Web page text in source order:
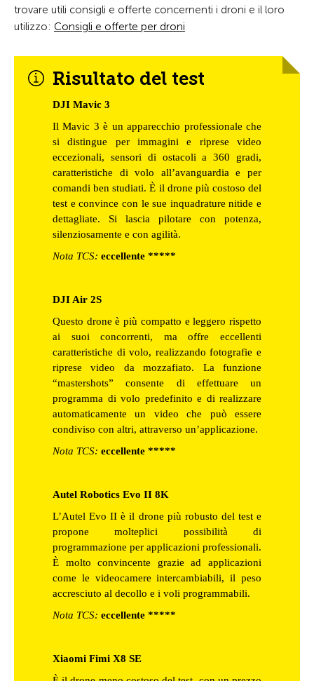
trovare utili consigli e offerte concernenti i droni e il loro
utilizzo: Consigli e offerte per droni
Risultato del test
DJI Mavic 3
Il Mavic 3 è un apparecchio professionale che
si distingue per immagini e riprese video
eccezionali, sensori di ostacoli a 360 gradi,
caratteristiche di volo all’avanguardia e per
comandi ben studiati. È il drone più costoso del
test e convince con le sue inquadrature nitide e
dettagliate. Si lascia pilotare con potenza,
silenziosamente e con agilità.
Nota TCS: eccellente *****
DJI Air 2S
Questo drone è più compatto e leggero rispetto
ai suoi concorrenti, ma offre eccellenti
caratteristiche di volo, realizzando fotografie e
riprese video da mozzafiato. La funzione
“mastershots” consente di effettuare un
programma di volo predefinito e di realizzare
automaticamente un video che può essere
condiviso con altri, attraverso un’applicazione.
Nota TCS: eccellente *****
Autel Robotics Evo II 8K
L’Autel Evo II è il drone più robusto del test e
propone molteplici possibilità di
programmazione per applicazioni professionali.
È molto convincente grazie ad applicazioni
come le videocamere intercambiabili, il peso
accresciuto al decollo e i voli programmabili.
Nota TCS: eccellente *****
Xiaomi Fimi X8 SE